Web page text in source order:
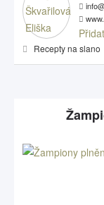
Recepty na slano